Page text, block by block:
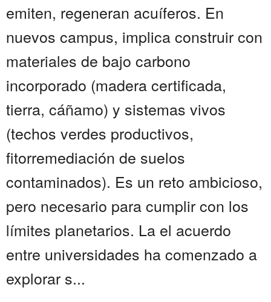
emiten, regeneran acuíferos. En
nuevos campus, implica construir con
materiales de bajo carbono
incorporado (madera certificada,
tierra, cáñamo) y sistemas vivos
(techos verdes productivos,
fitorremediación de suelos
contaminados). Es un reto ambicioso,
pero necesario para cumplir con los
límites planetarios. La el acuerdo
entre universidades ha comenzado a
explorar s...